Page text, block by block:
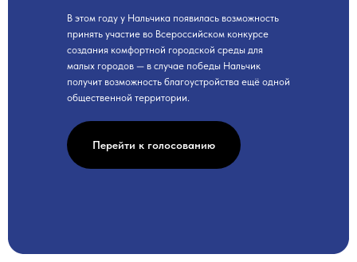
В этом году у Нальчика появилась возможность
принять участие во Всероссийском конкурсе
создания комфортной городской среды для
малых городов — в случае победы Нальчик
получит возможность благоустройства ещё одной
общественной территории.
Перейти к голосованию